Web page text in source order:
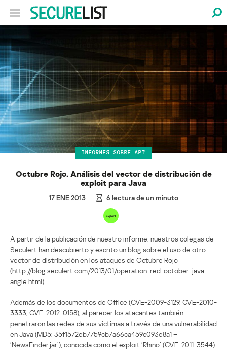
INFORMES SOBRE APT
Octubre Rojo. Análisis del vector de distribución de
exploit para Java
17 ENE 2013 6 lectura de un minuto
A partir de la publicación de nuestro informe, nuestros colegas de
Seculert han descubierto y escrito un blog sobre el uso de otro
vector de distribución en los ataques de Octubre Rojo
(http://blog.seculert.com/2013/01/operation-red-october-java-
angle.html).
Además de los documentos de Office (CVE-2009-3129, CVE-2010-
3333, CVE-2012-0158), al parecer los atacantes también
penetraron las redes de sus víctimas a través de una vulnerabilidad
en Java (MD5: 35f1572eb7759cb7a66ca459c093e8a1 –
‘NewsFinder.jar’), conocida como el exploit ‘Rhino’ (CVE-2011-3544).